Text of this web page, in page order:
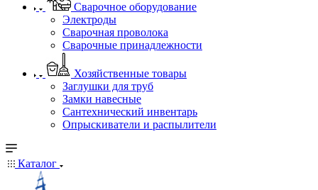
Сварочное оборудование
Электроды
Сварочная проволока
Сварочные принадлежности
Хозяйственные товары
Заглушки для труб
Замки навесные
Сантехнический инвентарь
Опрыскиватели и распылители
Каталог